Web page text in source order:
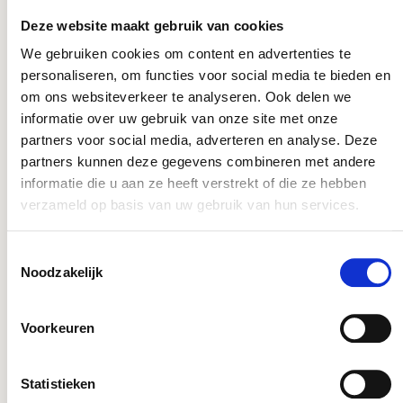
Deze website maakt gebruik van cookies
We gebruiken cookies om content en advertenties te
personaliseren, om functies voor social media te bieden en
om ons websiteverkeer te analyseren. Ook delen we
informatie over uw gebruik van onze site met onze
partners voor social media, adverteren en analyse. Deze
partners kunnen deze gegevens combineren met andere
informatie die u aan ze heeft verstrekt of die ze hebben
verzameld op basis van uw gebruik van hun services.
Noodzakelijk
Voorkeuren
Statistieken
sporenelementen, waarmee de wortelgroei en
scheutontwikkeling worden gestimuleerd. Functie van
de (voeding)stoffen in Root & Shoot Zeewieren zijn
van nature rijk aan alginaten en complexe suikers
waardoor zeewieren bestand zijn tegen de extreme
omstandigheden in de zee. Root & Shoot ondersteunt
zo gewassen in perioden van stress. De huminezuren in
Root & Shoot zorgen ervoor dat voedingsstoffen beter
worden opgenomen. De voedingselementen in Root &
Shoot zijn zeer belangrijk voor de wortelontwikkeling.
Root&Shoot 2x300 (600 liter)
Meststof, groeibevorderaar, vitaminen. MPS code: 1214.
Root & Shoot is een speciale combinatie van